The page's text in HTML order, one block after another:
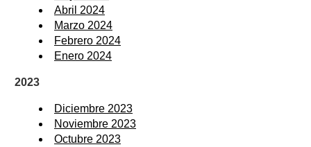
Abril 2024
Marzo 2024
Febrero 2024
Enero 2024
2023
Diciembre 2023
Noviembre 2023
Octubre 2023